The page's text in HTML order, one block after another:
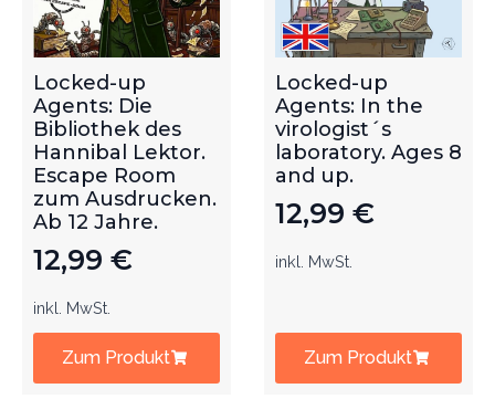
Locked-up
Agents: Die
Bibliothek des
Hannibal Lektor.
Escape Room
zum Ausdrucken.
Ab 12 Jahre.
12,99 €
inkl. MwSt.
Zum Produkt
Locked-up
Agents: In the
virologist´s
laboratory. Ages 8
and up.
12,99 €
inkl. MwSt.
Zum Produkt